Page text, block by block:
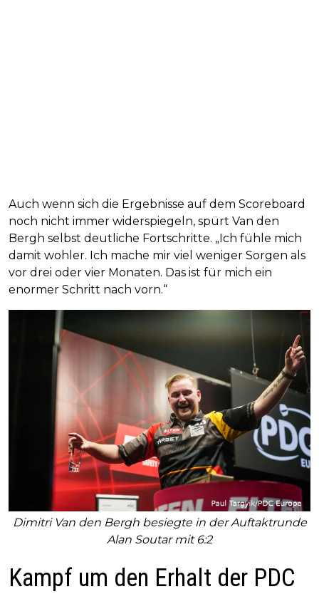
Auch wenn sich die Ergebnisse auf dem Scoreboard
noch nicht immer widerspiegeln, spürt Van den
Bergh selbst deutliche Fortschritte. „Ich fühle mich
damit wohler. Ich mache mir viel weniger Sorgen als
vor drei oder vier Monaten. Das ist für mich ein
enormer Schritt nach vorn.“
Dimitri Van den Bergh besiegte in der Auftaktrunde
Alan Soutar mit 6:2
Kampf um den Erhalt der PDC